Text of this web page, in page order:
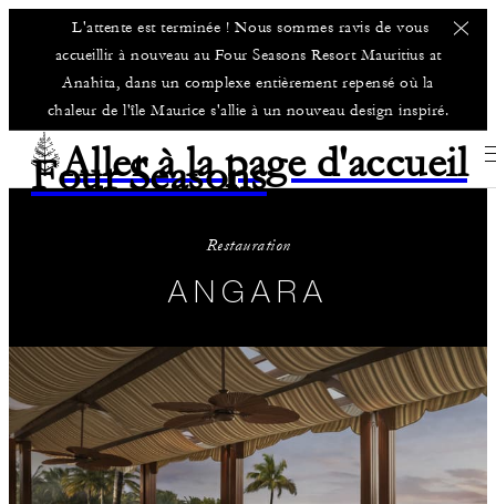
L'attente est terminée ! Nous sommes ravis de vous
accueillir à nouveau au Four Seasons Resort Mauritius at
Anahita, dans un complexe entièrement repensé où la
chaleur de l'île Maurice s'allie à un nouveau design inspiré.
Aller à la page d'accueil
Four Seasons
Restauration
ANGARA